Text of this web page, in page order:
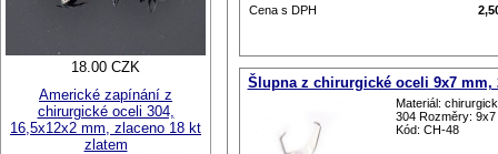
Cena s DPH
Šlupna z chirurgické oceli 9x7 mm,
Materiál:
304 Rozměry: 9x7
Kód: CH-48
18.00 CZK
Americké zapínání z
chirurgické oceli 304,
16,5x12x2 mm, zlaceno 18 kt
zlatem